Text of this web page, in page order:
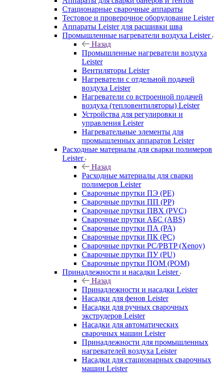
Стационарные сварочные аппараты
Тестовое и проверочное оборудование Leister
Аппараты Leister для расшивки шва
Промышленные нагреватели воздуха Leister
Назад
Промышленные нагреватели воздуха
Leister
Вентиляторы Leister
Нагреватели с отдельной подачей
воздуха Leister
Нагреватели со встроенной подачей
воздуха (тепловентиляторы) Leister
Устройства для регулировки и
управления Leister
Нагревательные элементы для
промышленных аппаратов Leister
Расходные материалы для сварки полимеров
Leister
Назад
Расходные материалы для сварки
полимеров Leister
Сварочные прутки ПЭ (PE)
Сварочные прутки ПП (PP)
Сварочные прутки ПВХ (PVC)
Сварочные прутки АБС (ABS)
Сварочные прутки ПА (PA)
Сварочные прутки ПК (PC)
Сварочные прутки PC/PBTP (Xenoy)
Сварочные прутки ПУ (PU)
Сварочные прутки ПОМ (POM)
Принадлежности и насадки Leister
Назад
Принадлежности и насадки Leister
Насадки для фенов Leister
Насадки для ручных сварочных
экструдеров Leister
Насадки для автоматических
сварочных машин Leister
Принадлежности для промышленных
нагревателей воздуха Leister
Насадки для стационарных сварочных
машин Leister